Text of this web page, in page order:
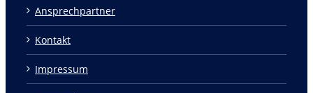
Ansprechpartner
Kontakt
Impressum